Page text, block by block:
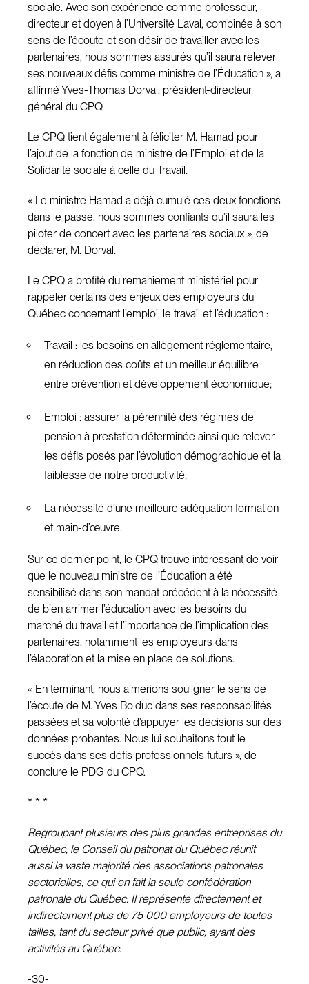
sociale. Avec son expérience comme professeur,
directeur et doyen à l’Université Laval, combinée à son
sens de l’écoute et son désir de travailler avec les
partenaires, nous sommes assurés qu’il saura relever
ses nouveaux défis comme ministre de l’Éducation », a
affirmé Yves-Thomas Dorval, président-directeur
général du CPQ.
Le CPQ tient également à féliciter M. Hamad pour
l’ajout de la fonction de ministre de l’Emploi et de la
Solidarité sociale à celle du Travail.
« Le ministre Hamad a déjà cumulé ces deux fonctions
dans le passé, nous sommes confiants qu’il saura les
piloter de concert avec les partenaires sociaux », de
déclarer, M. Dorval.
Le CPQ a profité du remaniement ministériel pour
rappeler certains des enjeux des employeurs du
Québec concernant l’emploi, le travail et l’éducation :
Travail : les besoins en allègement réglementaire,
en réduction des coûts et un meilleur équilibre
entre prévention et développement économique;
Emploi : assurer la pérennité des régimes de
pension à prestation déterminée ainsi que relever
les défis posés par l’évolution démographique et la
faiblesse de notre productivité;
La nécessité d’une meilleure adéquation formation
et main-d’œuvre.
Sur ce dernier point, le CPQ trouve intéressant de voir
que le nouveau ministre de l’Éducation a été
sensibilisé dans son mandat précédent à la nécessité
de bien arrimer l’éducation avec les besoins du
marché du travail et l’importance de l’implication des
partenaires, notamment les employeurs dans
l’élaboration et la mise en place de solutions.
« En terminant, nous aimerions souligner le sens de
l’écoute de M. Yves Bolduc dans ses responsabilités
passées et sa volonté d’appuyer les décisions sur des
données probantes. Nous lui souhaitons tout le
succès dans ses défis professionnels futurs », de
conclure le PDG du CPQ.
* * *
Regroupant plusieurs des plus grandes entreprises du
Québec, le Conseil du patronat du Québec réunit
aussi la vaste majorité des associations patronales
sectorielles, ce qui en fait la seule confédération
patronale du Québec. Il représente directement et
indirectement plus de 75 000 employeurs de toutes
tailles, tant du secteur privé que public, ayant des
activités au Québec.
-30-